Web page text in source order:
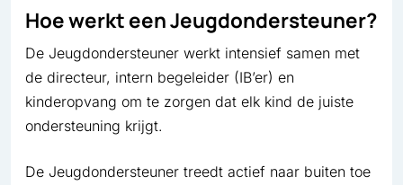
Hoe werkt een Jeugdondersteuner?
De Jeugdondersteuner werkt intensief samen met
de directeur, intern begeleider (IB’er) en
kinderopvang om te zorgen dat elk kind de juiste
ondersteuning krijgt.
De Jeugdondersteuner treedt actief naar buiten toe